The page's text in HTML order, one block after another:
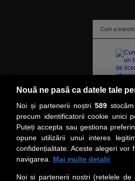
Cum a
citeşte toată
PRIMA
Social
Nouă ne pasă ca datele tale
Noi și partenerii noștri 589stocăm
precum identificatorii cookie unici
Puteți accepta sau gestiona
opune utilizării unui interes
confidențialitate. Aceste alegeri
navigarea.
Mai multe detalii
Noi si partenerii nostri (retelele de